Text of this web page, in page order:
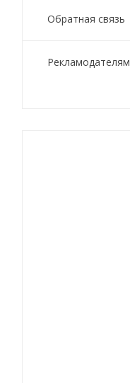
Обратная связь
Рекламодателям